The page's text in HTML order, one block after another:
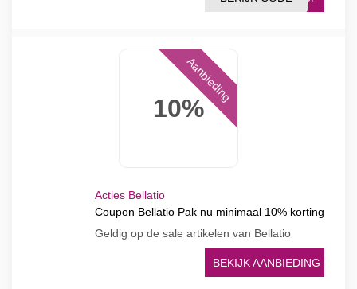
10%
Aanbieding
Acties Bellatio
Coupon Bellatio Pak nu minimaal 10% korting
Geldig op de sale artikelen van Bellatio
BEKIJK AANBIEDING